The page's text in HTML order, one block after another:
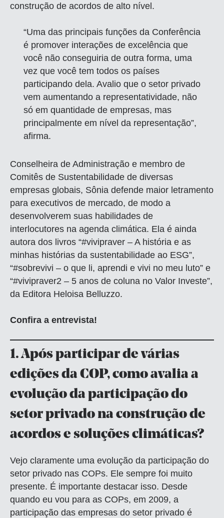
construção de acordos de alto nível.
“Uma das principais funções da Conferência
é promover interações de excelência que
você não conseguiria de outra forma, uma
vez que você tem todos os países
participando dela. Avalio que o setor privado
vem aumentando a representatividade, não
só em quantidade de empresas, mas
principalmente em nível da representação”,
afirma.
Conselheira de Administração e membro de
Comitês de Sustentabilidade de diversas
empresas globais, Sônia defende maior letramento
para executivos de mercado, de modo a
desenvolverem suas habilidades de
interlocutores na agenda climática. Ela é ainda
autora dos livros “#vivipraver – A história e as
minhas histórias da sustentabilidade ao ESG”,
“#sobrevivi – o que li, aprendi e vivi no meu luto” e
“#vivipraver2 – 5 anos de coluna no Valor Investe”,
da Editora Heloisa Belluzzo.
Confira a entrevista!
1.Após participar de várias
edições da COP, como avalia a
evolução da participação do
setor privado na construção de
acordos e soluções climáticas?
Vejo claramente uma evolução da participação do
setor privado nas COPs. Ele sempre foi muito
presente. É importante destacar isso. Desde
quando eu vou para as COPs, em 2009, a
participação das empresas do setor privado é